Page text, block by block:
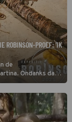
ROBINSON-PROEF: 'IK
de
Ondanks dat
hadden, wist
kwam zijn exit dan
door
immuniteit te